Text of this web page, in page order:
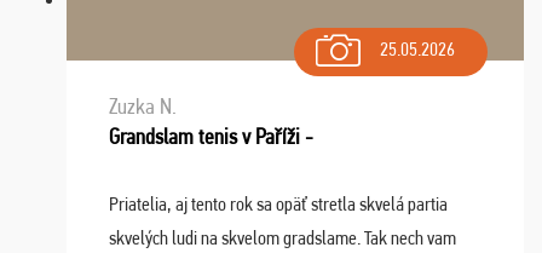
25.05.2026
Zuzka N.
Grandslam tenis v Paříži -
Priatelia, aj tento rok sa opäť stretla skvelá partia
skvelých ludi na skvelom gradslame. Tak nech vam